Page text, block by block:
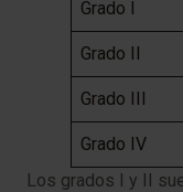
Grado I
Grado II
Grado III
Grado IV
Los grados I y II